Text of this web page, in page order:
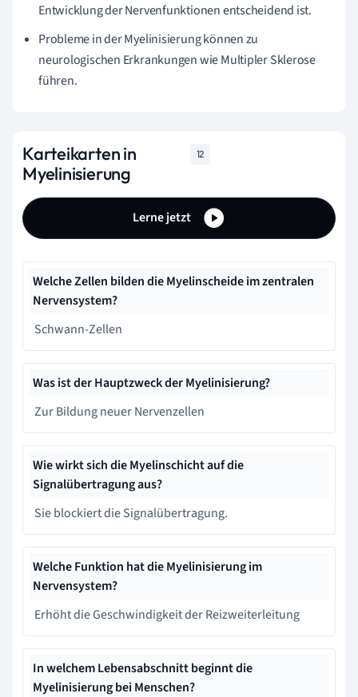
Entwicklung der Nervenfunktionen entscheidend ist.
Probleme in der Myelinisierung können zu
neurologischen Erkrankungen wie Multipler Sklerose
führen.
Karteikarten in
Myelinisierung
12
Lerne jetzt
Welche Zellen bilden die Myelinscheide im zentralen
Nervensystem?
Schwann-Zellen
Was ist der Hauptzweck der Myelinisierung?
Zur Bildung neuer Nervenzellen
Wie wirkt sich die Myelinschicht auf die
Signalübertragung aus?
Sie blockiert die Signalübertragung.
Welche Funktion hat die Myelinisierung im
Nervensystem?
Erhöht die Geschwindigkeit der Reizweiterleitung
In welchem Lebensabschnitt beginnt die
Myelinisierung bei Menschen?